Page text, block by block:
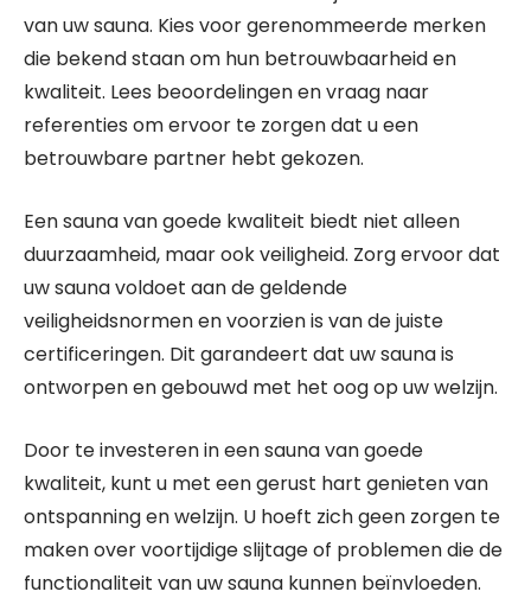
van uw sauna. Kies voor gerenommeerde merken
die bekend staan om hun betrouwbaarheid en
kwaliteit. Lees beoordelingen en vraag naar
referenties om ervoor te zorgen dat u een
betrouwbare partner hebt gekozen.
Een sauna van goede kwaliteit biedt niet alleen
duurzaamheid, maar ook veiligheid. Zorg ervoor dat
uw sauna voldoet aan de geldende
veiligheidsnormen en voorzien is van de juiste
certificeringen. Dit garandeert dat uw sauna is
ontworpen en gebouwd met het oog op uw welzijn.
Door te investeren in een sauna van goede
kwaliteit, kunt u met een gerust hart genieten van
ontspanning en welzijn. U hoeft zich geen zorgen te
maken over voortijdige slijtage of problemen die de
functionaliteit van uw sauna kunnen beïnvloeden.